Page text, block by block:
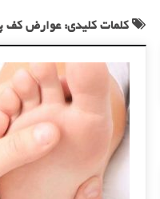
کلمات کلیدی: عوارض کف